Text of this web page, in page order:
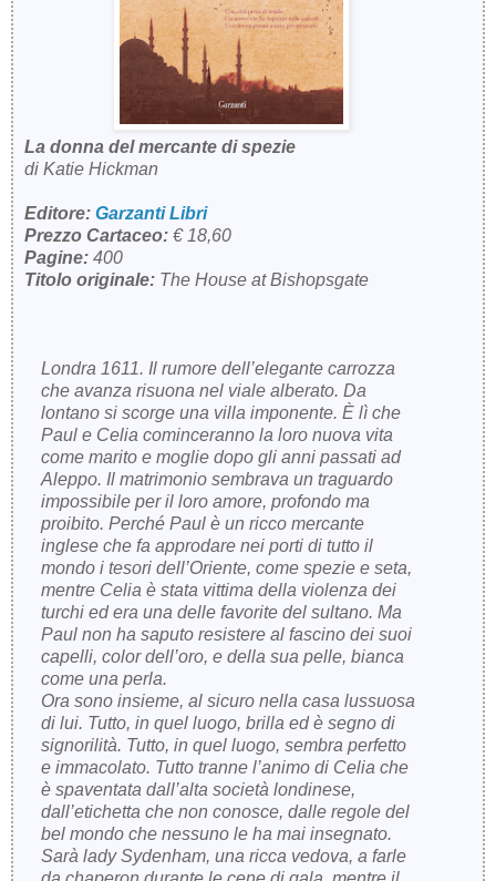
La donna del mercante di spezie
di Katie Hickman
Editore: Garzanti Libri
Prezzo Cartaceo: € 18,60
Pagine: 400
Titolo originale: The House at Bishopsgate
Londra 1611. Il rumore dell’elegante carrozza
che avanza risuona nel viale alberato. Da
lontano si scorge una villa imponente. È lì che
Paul e Celia cominceranno la loro nuova vita
come marito e moglie dopo gli anni passati ad
Aleppo. Il matrimonio sembrava un traguardo
impossibile per il loro amore, profondo ma
proibito. Perché Paul è un ricco mercante
inglese che fa approdare nei porti di tutto il
mondo i tesori dell’Oriente, come spezie e seta,
mentre Celia è stata vittima della violenza dei
turchi ed era una delle favorite del sultano. Ma
Paul non ha saputo resistere al fascino dei suoi
capelli, color dell’oro, e della sua pelle, bianca
come una perla.
Ora sono insieme, al sicuro nella casa lussuosa
di lui. Tutto, in quel luogo, brilla ed è segno di
signorilità. Tutto, in quel luogo, sembra perfetto
e immacolato. Tutto tranne l’animo di Celia che
è spaventata dall’alta società londinese,
dall’etichetta che non conosce, dalle regole del
bel mondo che nessuno le ha mai insegnato.
Sarà lady Sydenham, una ricca vedova, a farle